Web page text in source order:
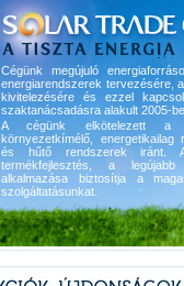
Cégünk megújuló
energiarendszerek tervezésére,
kivitelezésére és ezzel
szaktanácsadásra alakult 2005-
A cégünk elkötelezett a
környezetkímélő, energetikailag
és hűtő rendszerek iránt.
termékfejlesztés, a legújabb
alkalmazása biztosítja a
szolgáltatásunkat.